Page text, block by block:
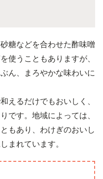
糖などを合わせた酢味噌
使うこともありますが、
ん、まろやかな味わいに
えるだけでもおいしく、
です。地域によっては、
もあり、わけぎのおいし
まれています。